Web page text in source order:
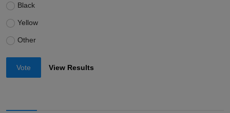
Black
Yellow
Other
Vote View Results